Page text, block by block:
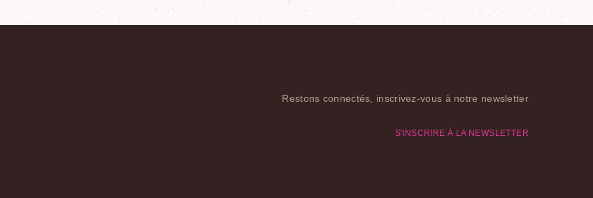
Restons connectés, inscrivez-vous à notre newsletter
S'INSCRIRE À LA NEWSLETTER